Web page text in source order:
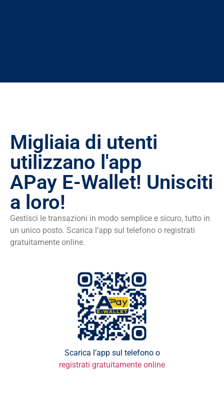
Migliaia di utenti
utilizzano l'app
APay E-Wallet! Unisciti
a loro!
Gestisci le transazioni in modo semplice e sicuro, tutto in
un unico posto. Scarica l’app sul telefono o registrati
gratuitamente online.
Scarica l’app sul telefono o
registrati gratuitamente online